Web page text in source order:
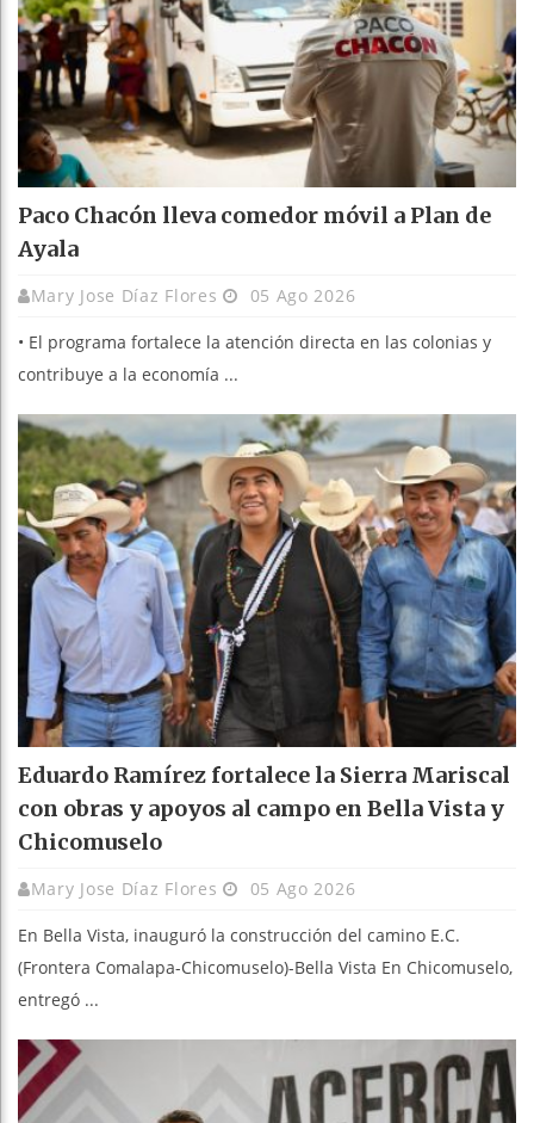
Paco Chacón lleva comedor móvil a Plan de
Ayala
Mary Jose Díaz Flores 05 Ago 2026
• El programa fortalece la atención directa en las colonias y
contribuye a la economía ...
Eduardo Ramírez fortalece la Sierra Mariscal
con obras y apoyos al campo en Bella Vista y
Chicomuselo
Mary Jose Díaz Flores 05 Ago 2026
En Bella Vista, inauguró la construcción del camino E.C.
(Frontera Comalapa-Chicomuselo)-Bella Vista En Chicomuselo,
entregó ...